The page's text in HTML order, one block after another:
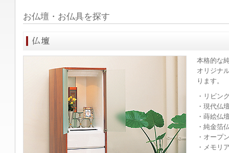
お仏壇・お仏具を探す
本格的な
オリジナ
ります。
・リビン
・現代仏
・蒔絵仏
・純金箔
・オープ
・メモリ